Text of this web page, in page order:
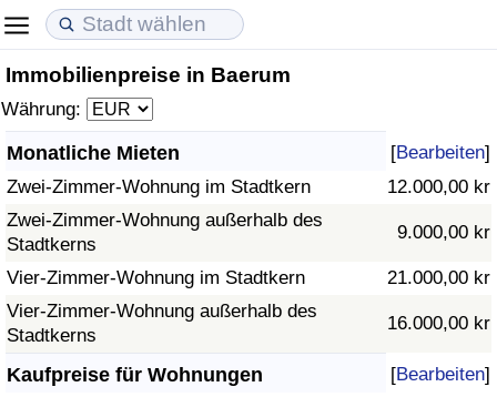
Immobilienpreise in Baerum
Währung:
Monatliche Mieten [Bearbeiten]
Zwei-Zimmer-Wohnung im Stadtkern
12.000,00 kr
Zwei-Zimmer-Wohnung außerhalb des
Stadtkerns
9.000,00 kr
Vier-Zimmer-Wohnung im Stadtkern
21.000,00 kr
Vier-Zimmer-Wohnung außerhalb des
Stadtkerns
16.000,00 kr
Kaufpreise für Wohnungen [Bearbeiten]
Lebenshaltungskosten
Lebenshaltungskosten-Index (aktuell)
Lebenshaltungskosten-Index
Lebenshaltungskosten-Index nach Land
in Akaba
Immobilienpreise
Immobilienpreis-Index (aktuell)
Immobilienpreis-Index
Immobilienpreis-Index nach Land
Lebensqualität
Lebensqualität-Index
Lebensqualität-Index (aktuell)
Lebensqualitätsindex nach Land
Kriminalität
Kriminalitäts-Index (aktuell)